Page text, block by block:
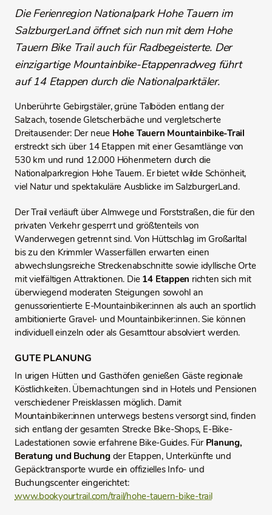
Die Ferienregion Nationalpark Hohe Tauern im
SalzburgerLand öffnet sich nun mit dem Hohe
Tauern Bike Trail auch für Radbegeisterte. Der
einzigartige Mountainbike-Etappenradweg führt
auf 14 Etappen durch die Nationalparktäler.
Unberührte Gebirgstäler, grüne Talböden entlang der
Salzach, tosende Gletscherbäche und vergletscherte
Dreitausender: Der neue Hohe Tauern Mountainbike-Trail
erstreckt sich über 14 Etappen mit einer Gesamtlänge von
530 km und rund 12.000 Höhenmetern durch die
Nationalparkregion Hohe Tauern. Er bietet wilde Schönheit,
viel Natur und spektakuläre Ausblicke im SalzburgerLand.
Der Trail verläuft über Almwege und Forststraßen, die für den
privaten Verkehr gesperrt und größtenteils von
Wanderwegen getrennt sind. Von Hüttschlag im Großarltal
bis zu den Krimmler Wasserfällen erwarten einen
abwechslungsreiche Streckenabschnitte sowie idyllische Orte
mit vielfältigen Attraktionen. Die 14 Etappen richten sich mit
überwiegend moderaten Steigungen sowohl an
genussorientierte E-Mountainbiker:innen als auch an sportlich
ambitionierte Gravel- und Mountainbiker:innen. Sie können
individuell einzeln oder als Gesamttour absolviert werden.
GUTE PLANUNG
In urigen Hütten und Gasthöfen genießen Gäste regionale
Köstlichkeiten. Übernachtungen sind in Hotels und Pensionen
verschiedener Preisklassen möglich. Damit
Mountainbiker:innen unterwegs bestens versorgt sind, finden
sich entlang der gesamten Strecke Bike-Shops, E-Bike-
Ladestationen sowie erfahrene Bike-Guides. Für Planung,
Beratung und Buchungder Etappen, Unterkünfte und
Gepäcktransporte wurde ein offizielles Info- und
Buchungscenter eingerichtet:
www.bookyourtrail.com/trail/hohe-tauern-bike-trail